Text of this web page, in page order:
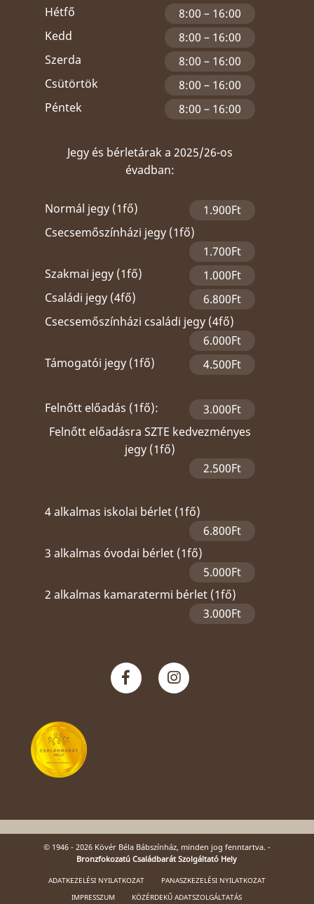
Hétfő
8:00 – 16:00
Kedd
8:00 – 16:00
Szerda
8:00 – 16:00
Csütörtök
8:00 – 16:00
Péntek
8:00 – 16:00
Jegy és bérletárak a 2025/26-os
évadban:
Normál jegy (1fő)
1.900Ft
Csecsemőszínházi jegy (1fő)
1.700Ft
Szakmai jegy (1fő)
1.000Ft
Családi jegy (4fő)
6.800Ft
Csecsemőszínházi családi jegy (4fő)
6.000Ft
Támogatói jegy (1fő)
4.500Ft
Felnőtt előadás (1fő):
3.000Ft
Felnőtt előadásra SZTE kedvezményes
jegy (1fő)
2.500Ft
4 alkalmas iskolai bérlet (1fő)
6.800Ft
3 alkalmas óvodai bérlet (1fő)
5.000Ft
2 alkalmas kamaratermi bérlet (1fő)
3.000Ft
© 1946 - 2026 Kövér Béla Bábszínház, minden jog fenntartva. -
Bronzfokozatú Családbarát Szolgáltató Hely
ADATKEZELÉSI NYILATKOZAT
PANASZKEZELÉSI NYILATKOZAT
IMPRESSZUM
KÖZÉRDEKŰ ADATSZOLGÁLTATÁS